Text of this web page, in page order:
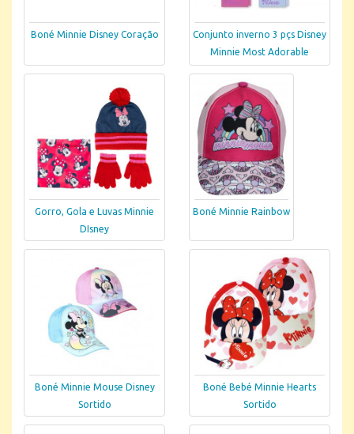
Boné Minnie Disney Coração
Conjunto inverno 3 pçs Disney
Minnie Most Adorable
Gorro, Gola e Luvas Minnie
DIsney
Boné Minnie Rainbow
Boné Minnie Mouse Disney
Sortido
Boné Bebé Minnie Hearts
Sortido